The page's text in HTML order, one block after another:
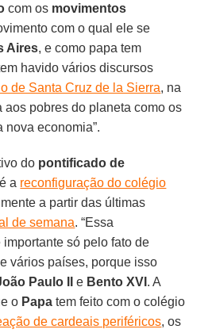
com os movimentos
com o qual ele se
Aires, e como papa tem
havido vários discursos
de Santa Cruz de la Sierra, na
aos pobres do planeta como os
nova economia”.
do pontificado de
a reconfiguração do colégio
a partir das últimas
de semana. “Essa
só pelo fato de
vários países, porque isso
Paulo II e Bento XVI . A
o Papa tem feito com o colégio
de cardeais periféricos, os